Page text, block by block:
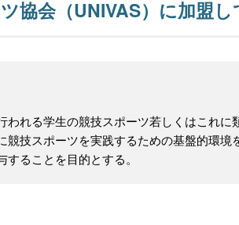
協会（UNIVAS）に加盟
れる学生の競技スポーツ若しくはこれ
技スポーツを実践するための基盤的環
ることを目的とする。